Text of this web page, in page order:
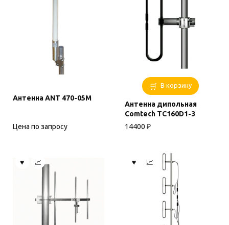
Антенна ANT 470-05М
Цена по запросу
В корзину
Антенна дипольная
Comtech TC160D1-3
14400 ₽